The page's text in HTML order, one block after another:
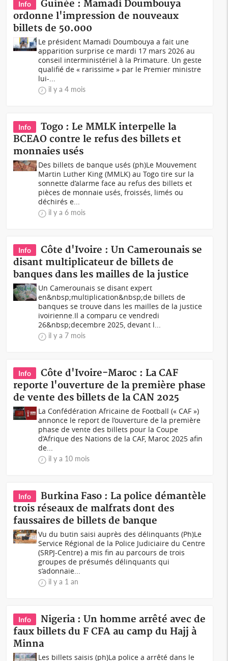
Info
Guinée : Mamadi Doumbouya
ordonne l'impression de nouveaux
billets de 50.000
Le président Mamadi Doumbouya a fait une
apparition surprise ce mardi 17 mars 2026 au
conseil interministériel à la Primature. Un geste
qualifié de « rarissime » par le Premier ministre
lui-...
il y a 4 mois
Info
Togo : Le MMLK interpelle la
BCEAO contre le refus des billets et
monnaies usés
Des billets de banque usés (ph)Le Mouvement
Martin Luther King (MMLK) au Togo tire sur la
sonnette d’alarme face au refus des billets et
pièces de monnaie usés, froissés, limés ou
déchirés e...
il y a 6 mois
Info
Côte d'Ivoire : Un Camerounais se
disant multiplicateur de billets de
banques dans les mailles de la justice
Un Camerounais se disant expert
en&nbsp;multiplication&nbsp;de billets de
banques se trouve dans les mailles de la justice
ivoirienne.Il a comparu ce vendredi
26&nbsp;decembre 2025, devant l...
il y a 7 mois
Info
Côte d'Ivoire-Maroc : La CAF
reporte l'ouverture de la première phase
de vente des billets de la CAN 2025
La Confédération Africaine de Football (« CAF »)
annonce le report de l’ouverture de la première
phase de vente des billets pour la Coupe
d’Afrique des Nations de la CAF, Maroc 2025 afin
de...
il y a 10 mois
Info
Burkina Faso : La police démantèle
trois réseaux de malfrats dont des
faussaires de billets de banque
Vu du butin saisi auprès des délinquants (Ph)Le
Service Régional de la Police Judiciaire du Centre
(SRPJ-Centre) a mis fin au parcours de trois
groupes de présumés délinquants qui
s’adonnaie...
il y a 1 an
Info
Nigeria : Un homme arrêté avec de
faux billets du F CFA au camp du Hajj à
Minna
Les billets saisis (ph)La police a arrêté dans le